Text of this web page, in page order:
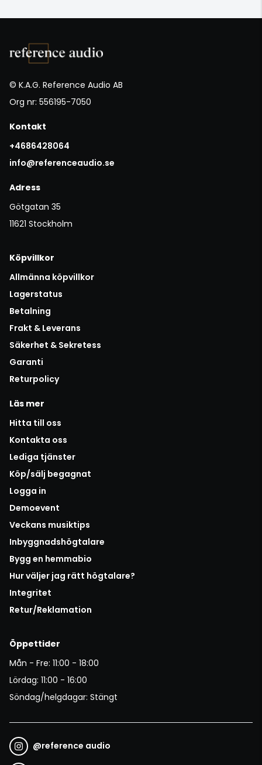
© K.A.G. Reference Audio AB
Org nr: 556195-7050
Kontakt
+4686428064
info@referenceaudio.se
Adress
Götgatan 35
11621 Stockholm
Köpvillkor
Allmänna köpvillkor
Lagerstatus
Betalning
Frakt & Leverans
Säkerhet & Sekretess
Garanti
Returpolicy
Läs mer
Hitta till oss
Kontakta oss
Lediga tjänster
Köp/sälj begagnat
Logga in
Demoevent
Veckans musiktips
Inbyggnadshögtalare
Bygg en hemmabio
Hur väljer jag rätt högtalare?
Integritet
Retur/Reklamation
Öppettider
Mån - Fre: 11:00 - 18:00
Lördag: 11:00 - 16:00
Söndag/helgdagar: Stängt
@reference audio